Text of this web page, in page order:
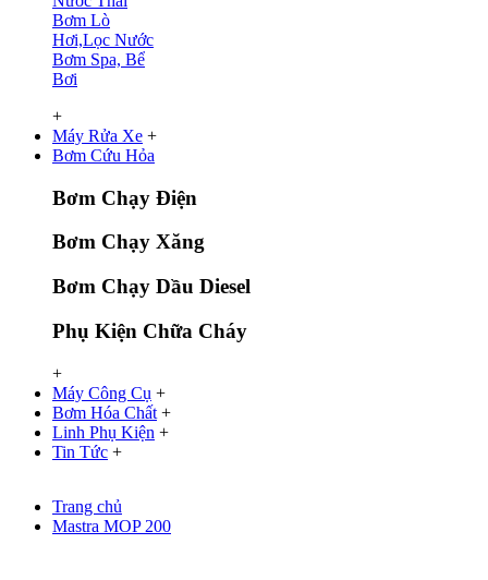
Bơm Lò
Hơi,Lọc Nước
Bơm Spa, Bể
Bơi
+
Máy Rửa Xe +
Bơm Cứu Hỏa
Bơm Chạy Điện
Bơm Chạy Xăng
Bơm Chạy Dầu Diesel
Phụ Kiện Chữa Cháy
+
Máy Công Cụ +
Bơm Hóa Chất +
Linh Phụ Kiện +
Tin Tức +
Trang chủ
Mastra MOP 200